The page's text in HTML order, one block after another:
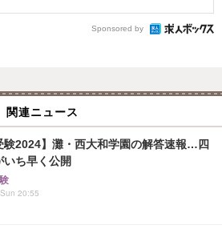
Sponsored by
関連ニュース
験2024】灘・西大和学園の解答速報…四
いち早く公開
20:55